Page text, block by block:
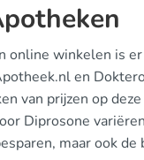
winkelen is
en
van prijzen op
Diprosone
maar ook